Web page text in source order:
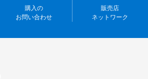
購入の
お問い合わせ
販売店
ネットワーク